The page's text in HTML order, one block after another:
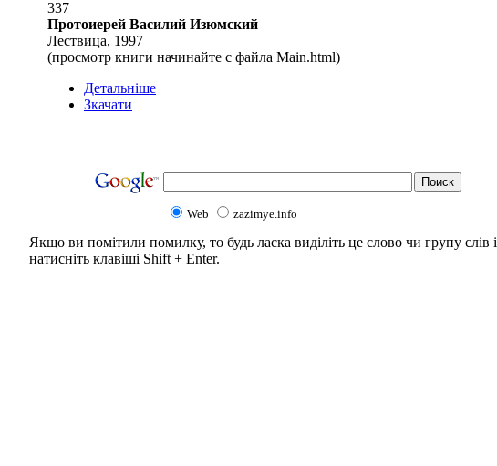
337
Протоиерей Василий Изюмский
Лествица, 1997
(просмотр книги начинайте с файла Main.html)
Детальніше
Зкачати
Web zazimye.info
Якщо ви помітили помилку, то будь ласка виділіть це слово чи групу слів і
натисніть клавіші Shift + Enter.